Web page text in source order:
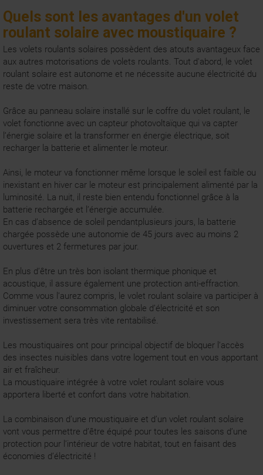
Quels sont les avantages d'un volet
roulant solaire avec moustiquaire ?
Les volets roulants solaires possèdent des atouts avantageux face
aux autres motorisations de volets roulants. Tout d'abord, le volet
roulant solaire est autonome et ne nécessite aucune électricité du
reste de votre maison.
Grâce au panneau solaire installé sur le coffre du volet roulant, le
volet fonctionne avec un capteur photovoltaïque qui va capter
l’énergie solaire et la transformer en énergie électrique, soit
recharger la batterie et alimenter le moteur.
Ainsi, le moteur va fonctionner même lorsque le soleil est faible ou
inexistant en hiver car le moteur est principalement alimenté par la
luminosité. La nuit, il reste bien entendu fonctionnel grâce à la
batterie rechargée et l’énergie accumulée.
En cas d’absence de soleil pendantplusieurs jours, la batterie
chargée possède une autonomie de 45 jours avec au moins 2
ouvertures et 2 fermetures par jour.
En plus d’être un très bon isolant thermique phonique et
acoustique, il assure également une protection anti-effraction.
Comme vous l’aurez compris, le volet roulant solaire va participer à
diminuer votre consommation globale d’électricité et son
investissement sera très vite rentabilisé.
Les moustiquaires ont pour principal objectif de bloquer l’accès
des insectes nuisibles dans votre logement tout en vous apportant
air et fraîcheur.
La moustiquaire intégrée à votre volet roulant solaire vous
apportera liberté et confort dans votre habitation.
La combinaison d’une moustiquaire et d’un volet roulant solaire
vont vous permettre d’être équipé pour toutes les saisons d’une
protection pour l’intérieur de votre habitat, tout en faisant des
économies d’électricité !